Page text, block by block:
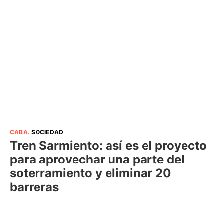
CABA.SOCIEDAD
Tren Sarmiento: así es el proyecto
para aprovechar una parte del
soterramiento y eliminar 20
barreras